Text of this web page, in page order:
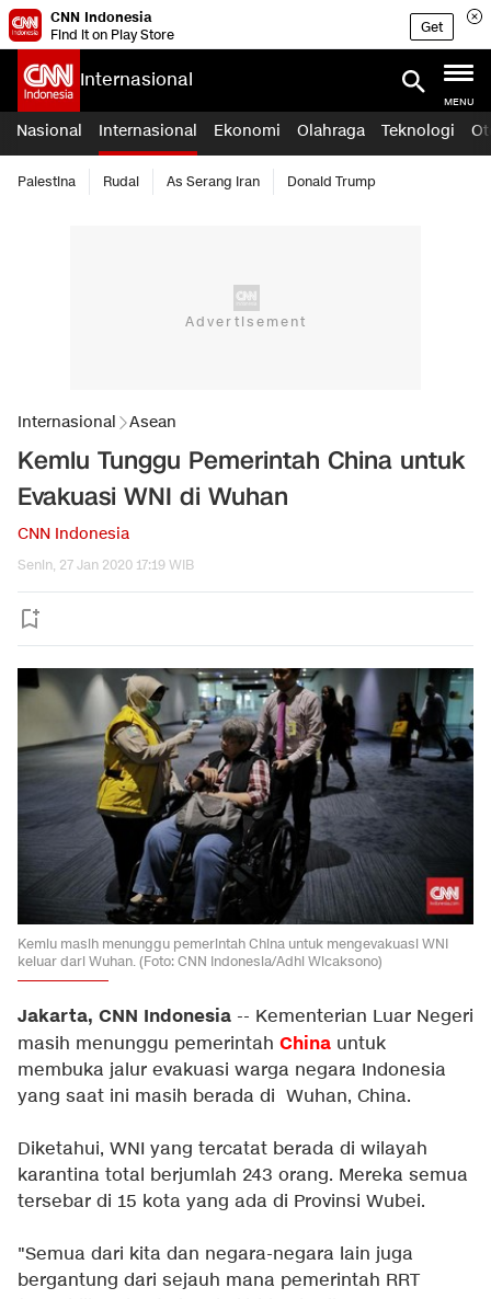
CNN Indonesia
Find it on Play Store
Get
Internasional
MENU
Nasional Internasional Ekonomi Olahraga Teknologi
Palestina Rudal As Serang Iran Donald Trump
Internasional Asean
Kemlu Tunggu Pemerintah China untuk
Evakuasi WNI di Wuhan
CNN Indonesia
Senin, 27 Jan 2020 17:19 WIB
Kemlu masih menunggu pemerintah China untuk mengevakuasi WNI
keluar dari Wuhan. (Foto: CNN Indonesia/Adhi Wicaksono)
Jakarta, CNN Indonesia -- Kementerian Luar Negeri
masih menunggu pemerintah China untuk
membuka jalur evakuasi warga negara Indonesia
yang saat ini masih berada di Wuhan, China.
Diketahui, WNI yang tercatat berada di wilayah
karantina total berjumlah 243 orang. Mereka semua
tersebar di 15 kota yang ada di Provinsi Wubei.
"Semua dari kita dan negara-negara lain juga
bergantung dari sejauh mana pemerintah RRT